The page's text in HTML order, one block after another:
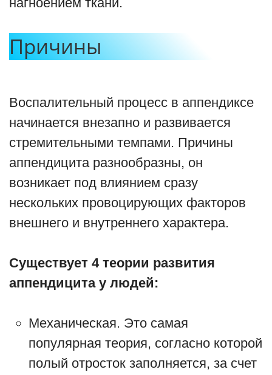
Причины
Воспалительный процесс в аппендиксе
начинается внезапно и развивается
стремительными темпами. Причины
аппендицита разнообразны, он
возникает под влиянием сразу
нескольких провоцирующих факторов
внешнего и внутреннего характера.
Существует 4 теории развития
аппендицита у людей:
Механическая. Это самая
популярная теория, согласно которой
полый отросток заполняется, за счет